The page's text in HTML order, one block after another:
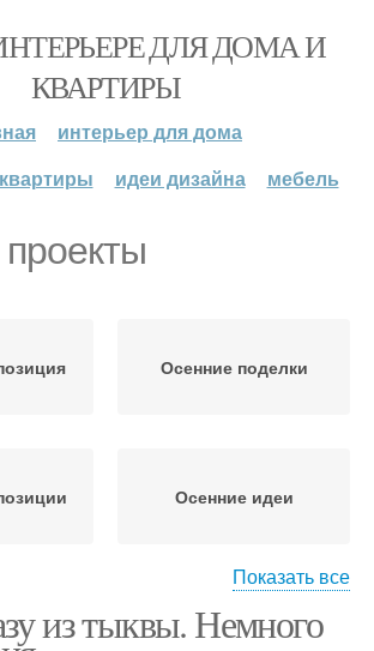
ДЛЯ ДОМА И
КВАРТИРЫ
интерьер для дома
идеи дизайна мебель
Осенние поделки
Осенние идеи
Осенний поделка
Показать все
из тыквы. Немного